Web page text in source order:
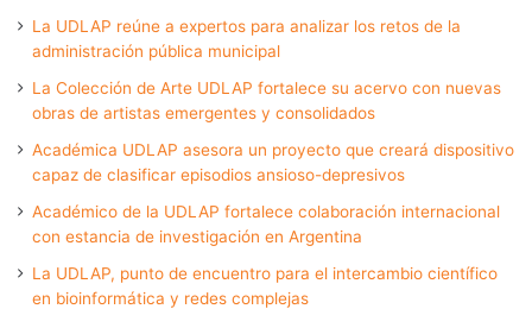
La UDLAP reúne a expertos para analizar los retos de la
administración pública municipal
La Colección de Arte UDLAP fortalece su acervo con nuevas
obras de artistas emergentes y consolidados
Académica UDLAP asesora un proyecto que creará dispositivo
capaz de clasificar episodios ansioso-depresivos
Académico de la UDLAP fortalece colaboración internacional
con estancia de investigación en Argentina
La UDLAP, punto de encuentro para el intercambio científico
en bioinformática y redes complejas